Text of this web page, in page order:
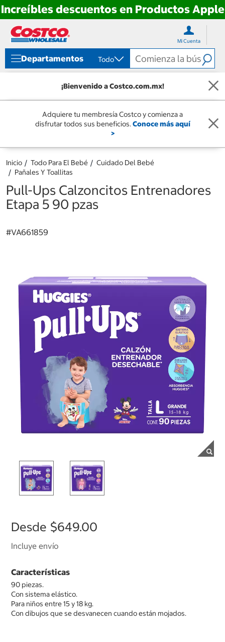
Increíbles descuentos en Productos Apple
directo
contenido
directo
menú
navegación
Mi Cuenta
Departamentos Todo
¡Bienvenido a Costco.com.mx!
Adquiere tu membresía Costco y comienza a
disfrutar todos sus beneficios.Conoce más aquí
>
Inicio Todo Para El Bebé
Cuidado Del Bebé
Pañales Y Toallitas
Pull-Ups Calzoncitos Entrenadores
Etapa 5 90 pzas
#VA661859
Desde $649.00
Incluye envío
Características
90 piezas.
Con sistema elástico.
Para niños entre 15 y 18 kg.
Con dibujos que se desvanecen cuando están mojados.